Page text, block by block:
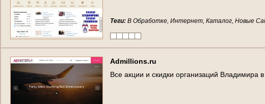
Теги: В Обработке, Интернет, Каталог, Новые
Admillions.ru
Все акции и скидки организаций Владимира в